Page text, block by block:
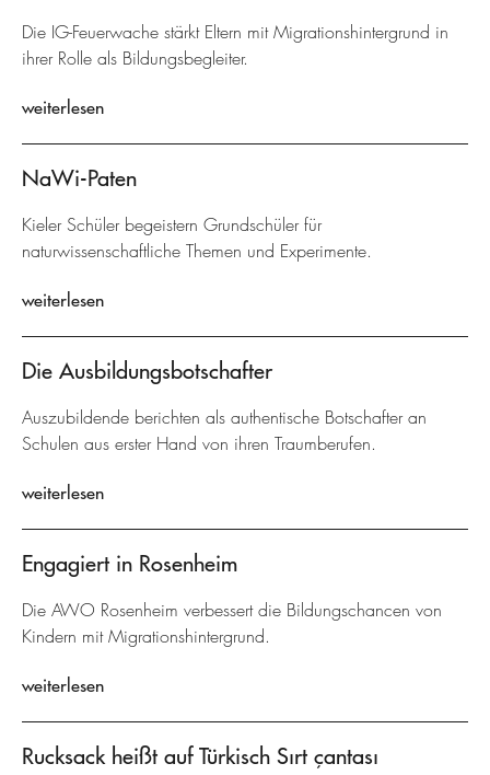
Die IG-Feuerwache stärkt Eltern mit Migrationshintergrund in
ihrer Rolle als Bildungsbegleiter.
weiterlesen
NaWi-Paten
Kieler Schüler begeistern Grundschüler für
naturwissenschaftliche Themen und Experimente.
weiterlesen
Die Ausbildungsbotschafter
Auszubildende berichten als authentische Botschafter an
Schulen aus erster Hand von ihren Traumberufen.
weiterlesen
Engagiert in Rosenheim
Die AWO Rosenheim verbessert die Bildungschancen von
Kindern mit Migrationshintergrund.
weiterlesen
Rucksack heißt auf Türkisch Sırt çantası